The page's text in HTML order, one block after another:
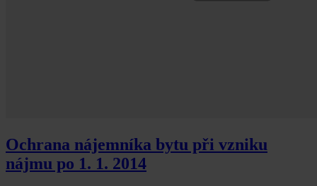
Ochrana nájemníka bytu při vzniku
nájmu po 1. 1. 2014